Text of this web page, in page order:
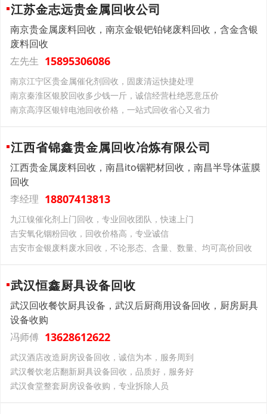
江苏金志远贵金属回收公司
南京贵金属废料回收，南京金银钯铂铑废料回收，含金含银
废料回收
左先生 15895306086
南京江宁区贵金属催化剂回收，固废清运快捷处理
南京秦淮区银胶回收多少钱一斤，诚信经营杜绝恶意压价
南京高淳区银锌电池回收价格，一站式回收省心又省力
江西省锦鑫贵金属回收冶炼有限公司
江西贵金属废料回收，南昌ito铟靶材回收，南昌半导体蓝膜
回收
李经理 18807413813
九江镍催化剂上门回收，专业回收团队，快速上门
吉安氧化铟粉回收，回收价格高，专业诚信
吉安市金银废料废水回收，不论形态、含量、数量、均可高价回收
武汉恒鑫厨具设备回收
武汉回收餐饮厨具设备，武汉后厨商用设备回收，厨房厨具
设备收购
冯师傅 13628612622
武汉酒店改造厨房设备回收，诚信为本，服务周到
武汉餐饮老店翻新厨具设备回收，品质好，服务好
武汉食堂整套厨房设备收购，专业拆除人员